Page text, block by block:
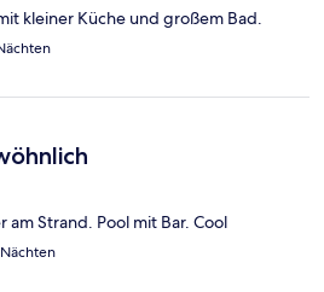
kleiner Küche und großem Bad.
am Strand. Pool mit Bar. Cool